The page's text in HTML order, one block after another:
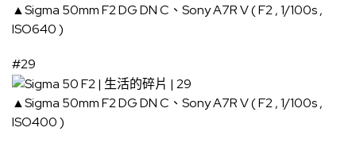
▲Sigma 50mm F2 DG DN C、Sony A7R V ( F2 , 1/100s ,
ISO640 )
#29
▲Sigma 50mm F2 DG DN C、Sony A7R V ( F2 , 1/100s ,
ISO400 )